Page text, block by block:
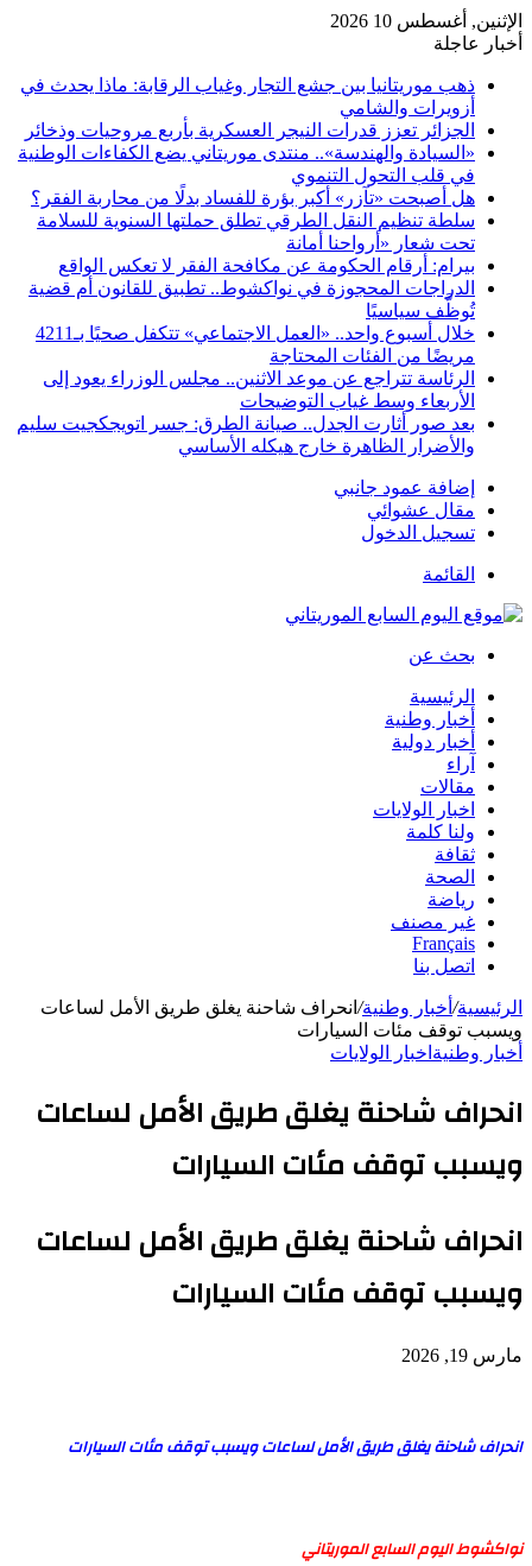
الإثنين, أغسطس 10 2026
أخبار عاجلة
ذهب موريتانيا بين جشع التجار وغياب الرقابة: ماذا يحدث في
أزويرات والشامي
الجزائر تعزز قدرات النيجر العسكرية بأربع مروحيات وذخائر
«السيادة والهندسة».. منتدى موريتاني يضع الكفاءات الوطنية
في قلب التحول التنموي
هل أصبحت «تآزر» أكبر بؤرة للفساد بدلًا من محاربة الفقر؟
سلطة تنظيم النقل الطرقي تطلق حملتها السنوية للسلامة
تحت شعار «أرواحنا أمانة
بيرام: أرقام الحكومة عن مكافحة الفقر لا تعكس الواقع
الدراجات المحجوزة في نواكشوط.. تطبيق للقانون أم قضية
تُوظَّف سياسيًا
خلال أسبوع واحد.. «العمل الاجتماعي» تتكفل صحيًا بـ4211
مريضًا من الفئات المحتاجة
الرئاسة تتراجع عن موعد الاثنين.. مجلس الوزراء يعود إلى
الأربعاء وسط غياب التوضيحات
بعد صور أثارت الجدل.. صيانة الطرق: جسر اتويجكجيت سليم
والأضرار الظاهرة خارج هيكله الأساسي
إضافة عمود جانبي
مقال عشوائي
تسجيل الدخول
القائمة
بحث عن
الرئيسية
أخبار وطنية
أخبار دولية
آراء
مقالات
اخبار الولايات
ولنا كلمة
ثقافة
الصحة
رياضة
غير مصنف
Français
اتصل بنا
الرئيسية/ أخبار وطنية/ انحراف شاحنة يغلق طريق الأمل لساعات
ويسبب توقف مئات السيارات
أخبار وطنية اخبار الولايات
انحراف شاحنة يغلق طريق الأمل لساعات
ويسبب توقف مئات السيارات
انحراف شاحنة يغلق طريق الأمل لساعات
ويسبب توقف مئات السيارات
مارس 19, 2026
انحراف شاحنة يغلق طريق الأمل لساعات ويسبب توقف مئات السيارات
نواكشوط اليوم السابع الموريتاني